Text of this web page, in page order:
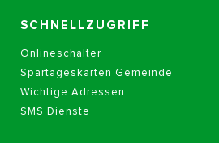
SCHNELLZUGRIFF
Onlineschalter
Spartageskarten Gemeinde
Wichtige Adressen
SMS Dienste